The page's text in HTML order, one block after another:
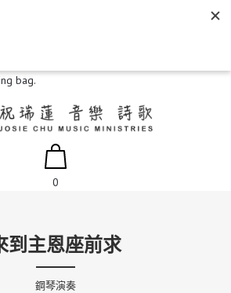
bag.
0
到主恩座前求
鋼琴演奏